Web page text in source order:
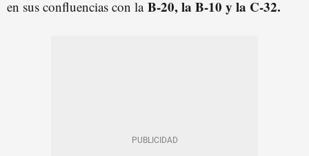
en sus confluencias con laB-20, la B-10 y la C-32.